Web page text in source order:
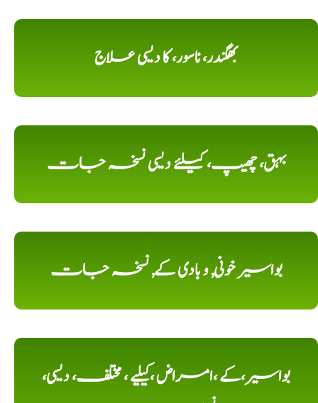
بھگندر، ناسور، کا دیسی علاج
بہق، چھیپ، کیلئے دیسی نسخہ جات
بواسیر خونی, و بادی کے, نسخہ جات
بواسیر،کے ،امراض ،کیلیے ، مختلف، دیسی،